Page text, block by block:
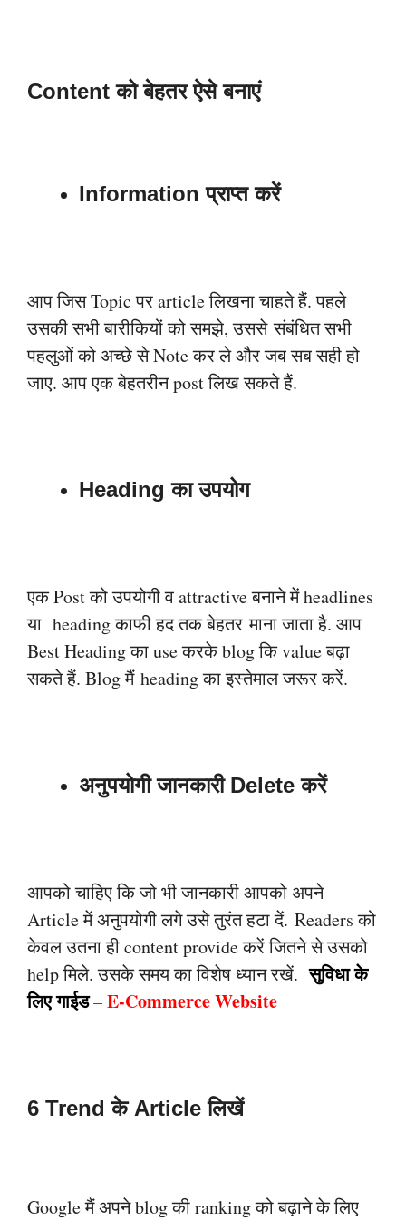
Content को बेहतर ऐसे बनाएं
Information प्राप्त करें
आप जिस Topic पर article लिखना चाहते हैं. पहले
उसकी सभी बारीकियों को समझे, उससेसंबंधित सभी
पहलुओं को अच्छे से Note कर ले और जब सब सही हो
जाए. आप एक बेहतरीनpost लिख सकते हैं.
Heading का उपयोग
एक Post को उपयोगी व attractive बनाने में headlines
या heading काफी हद तक बेहतरमाना जाता है. आप
Best Heading का use करके blog कि value बढ़ा
सकते हैं. Blog मैं heading का इस्तेमाल जरूर करें.
अनुपयोगी जानकारी Delete करें
आपको चाहिए कि जो भी जानकारी आपको अपने
Article में अनुपयोगी लगे उसे तुरंत हटा दें. Readers को
केवल उतना ही content provide करें जितने से उसको
help मिले. उसके समयका विशेष ध्यान रखें.सुविधा के
लिए गाईड–E-Commerce Website
6 Trend के Article लिखें
Google मैं अपने blog की ranking को बढ़ाने के लिए